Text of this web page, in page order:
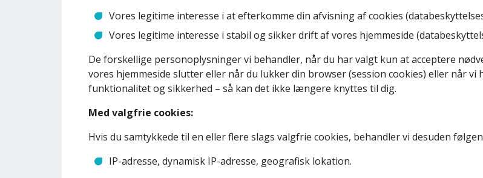
Vores legitime interesse i at efterkomme din afvisning af cookies
Vores legitime interesse i stabil og sikker drift af vores hjemmeside
De forskellige personoplysninger vi behandler, når du har valgt kun at acceptere
vores hjemmeside slutter eller når du lukker din browser (session cookies) eller når
funktionalitet og sikkerhed – så kan det ikke længere knyttes til dig.
Med valgfrie cookies:
Hvis du samtykkede til en eller flere slags valgfrie cookies, behandler vi desuden
IP-adresse, dynamisk IP-adresse, geografisk lokation.